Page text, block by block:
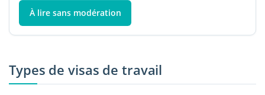
À lire sans modération
Types de visas de travail